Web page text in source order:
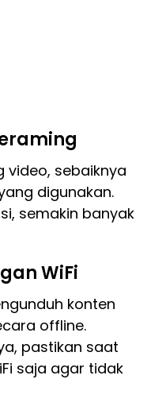
video, sebaiknya
digunakan.
semakin banyak
WiFi
konten
offline.
pastikan saat
saja agar tidak